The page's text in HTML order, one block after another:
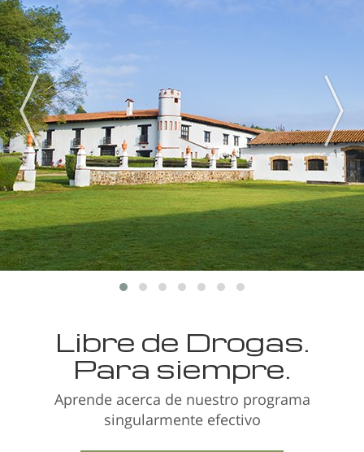
Libre de Drogas.
Para siempre.
Aprende acerca de nuestro programa
singularmente efectivo